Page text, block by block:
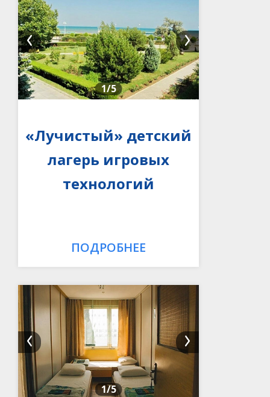
1/5
«Лучистый» детский
лагерь игровых
технологий
ПОДРОБНЕЕ
1/5